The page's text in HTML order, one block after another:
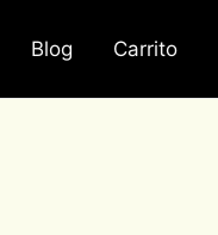
Blog Carrito